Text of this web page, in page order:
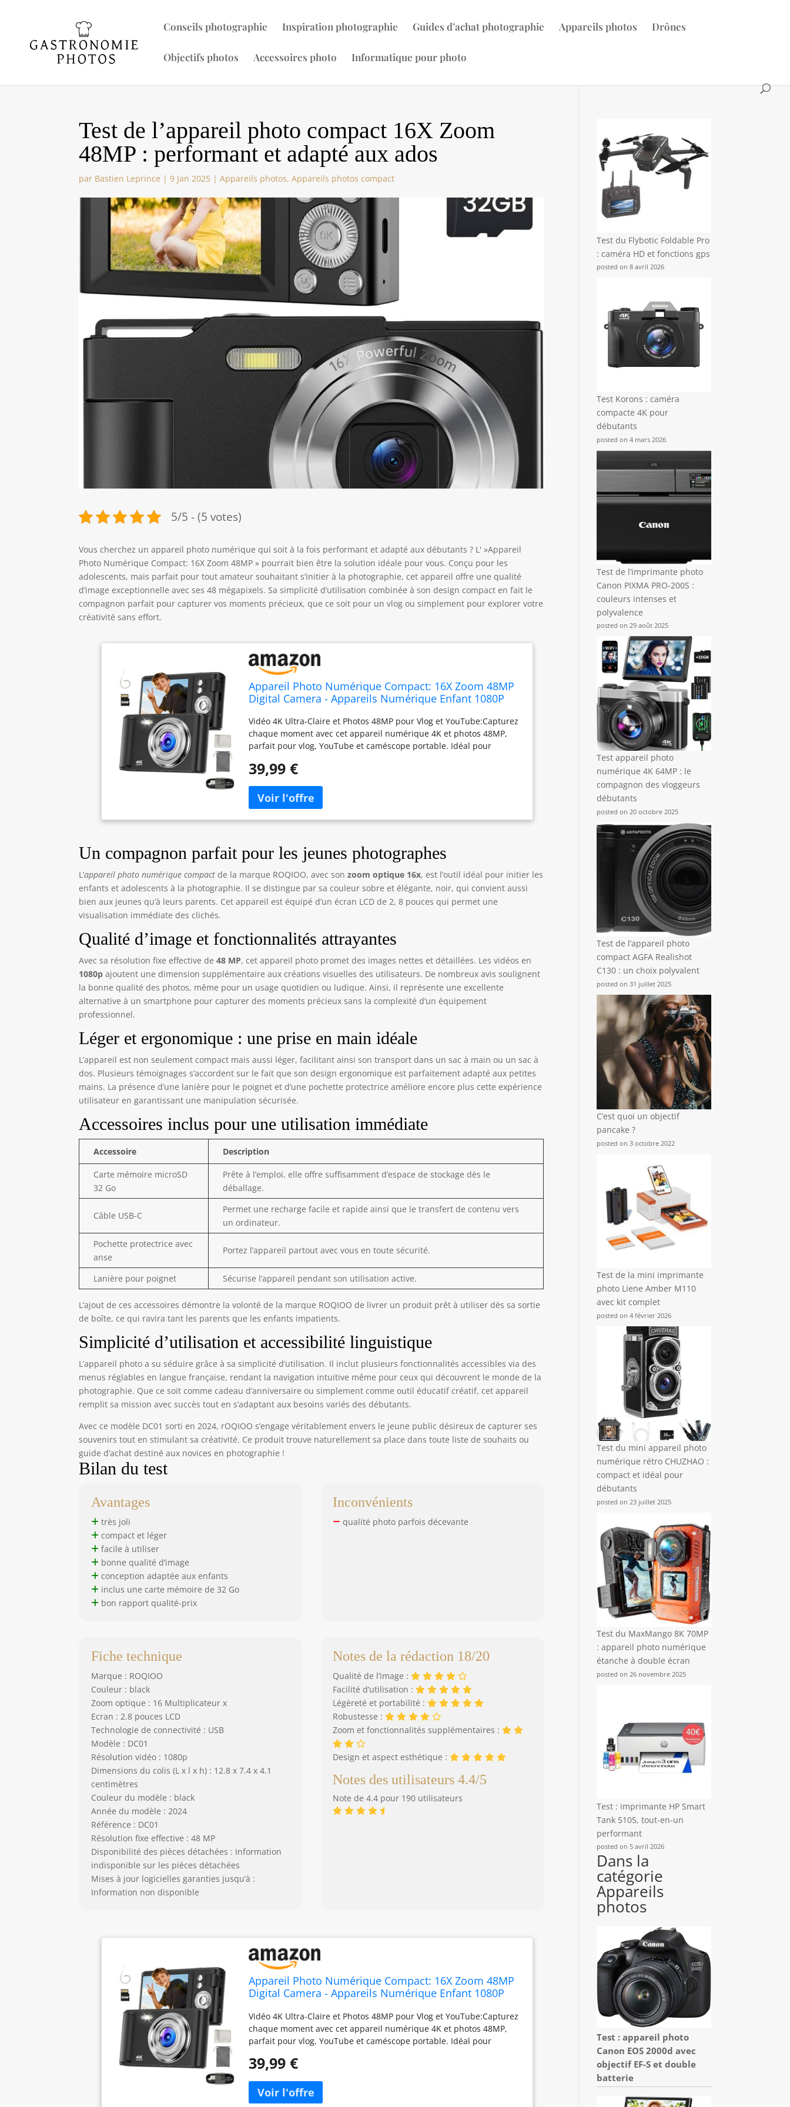
Conseils photographie Inspiration photographie Guides d’achat photographie Appareils photos Drônes
Objectifs photos Accessoires photo Informatique pour photo
Test de l’appareil photo compact 16X Zoom
48MP : performant et adapté aux ados
par Bastien Leprince |9 Jan 2025 |Appareils photos,Appareils photos compact
5/5 - (5 votes)
Vous cherchez un appareil photo numérique qui soit à la fois performant et adapté aux débutants ? L' »Appareil
Photo Numérique Compact: 16X Zoom 48MP » pourrait bien être la solution idéale pour vous. Conçu pour les
adolescents, mais parfait pour tout amateur souhaitant s’initier à la photographie, cet appareil offre une qualité
d’image exceptionnelle avec ses 48 mégapixels. Sa simplicité d’utilisation combinée à son design compact en fait le
compagnon parfait pour capturer vos moments précieux, que ce soit pour un vlog ou simplement pour explorer votre
créativité sans effort.
Appareil Photo Numérique Compact: 16X Zoom 48MP
Digital Camera - Appareils Numérique Enfant 1080P
32Go Carte pour Adolescents Débutants Noir
Vidéo 4K Ultra-Claire et Photos 48MP pour Vlog et YouTube:Capturez
chaque moment avec cet appareil numérique 4K et photos 48MP,
parfait pour vlog, YouTube et caméscope portable. Idéal pour
qualité HD et des images nettes. Zoom 16x et Autofocus
16x et de l’autofocus automatique pour capturer chaque détail, que
ce soit pour un vlog, un caméscope ou un usage photo numérique.
Design noir compact, idéal pour débutants et enfants. Photos et
d’une fonction anti-vibration pour des vidéos et photos stables et
nettes. Idéal pour vlog, caméscope ou usage numérique, adapté aux
enfants et débutants explorant la photographie et la vidéo. Compact
et Pratique pour Tous les Appareils Numériques:Cet appareil mini
est facile à transporter et compatible avec différents types de
caméras numériques et caméscopes. Design noir élégant, parfait
numérique. Polyvalent, Mini et Pas Cher:Cet appareil numérique
noir est idéal pour vlog, caméscope, photo HD, digital ou appareil
jetable. Mini mais puissant, il offre une expérience proche d’un
appareil pro, simple d’utilisation et pas cher pour enfants et
débutants.
39,99 €
Un compagnon parfait pour les jeunes photographes
L’appareil photo numérique compact de la marque ROQIOO, avec sonzoom optique 16x, est l’outil idéal pour initier les
enfants et adolescents à la photographie. Il se distingue par sa couleur sobre et élégante, noir, qui convient aussi
bien aux jeunes qu’à leurs parents. Cet appareil est équipé d’un écran LCD de 2, 8 pouces qui permet une
visualisation immédiate des clichés.
Qualité d’image et fonctionnalités attrayantes
Avec sa résolution fixe effective de48 MP, cet appareil photo promet des images nettes et détaillées. Les vidéos en
1080p ajoutent une dimension supplémentaire aux créations visuelles des utilisateurs. De nombreux avis soulignent
la bonne qualité des photos, même pour un usage quotidien ou ludique. Ainsi, il représente une excellente
alternative à un smartphone pour capturer des moments précieux sans la complexité d’un équipement
professionnel.
Léger et ergonomique : une prise en main idéale
L’appareil est non seulement compact mais aussi léger, facilitant ainsi son transport dans un sac à main ou un sac à
dos. Plusieurs témoignages s’accordent sur le fait que son design ergonomique est parfaitement adapté aux petites
mains. La présence d’une lanière pour le poignet et d’une pochette protectrice améliore encore plus cette expérience
utilisateur en garantissant une manipulation sécurisée.
Accessoires inclus pour une utilisation immédiate
Accessoire Description
Carte mémoire microSD
32 Go
Prête à l’emploi, elle offre suffisamment d’espace de stockage dès le
déballage.
Câble USB-C
Permet une recharge facile et rapide ainsi que le transfert de contenu vers
un ordinateur.
Pochette protectrice avec
anse
Portez l’appareil partout avec vous en toute sécurité.
Lanière pour poignet Sécurise l’appareil pendant son utilisation active.
L’ajout de ces accessoires démontre la volonté de la marque ROQIOO de livrer un produit prêt à utiliser dès sa sortie
de boîte, ce qui ravira tant les parents que les enfants impatients.
Simplicité d’utilisation et accessibilité linguistique
L’appareil photo a su séduire grâce à sa simplicité d’utilisation. Il inclut plusieurs fonctionnalités accessibles via des
menus réglables en langue française, rendant la navigation intuitive même pour ceux qui découvrent le monde de la
photographie. Que ce soit comme cadeau d’anniversaire ou simplement comme outil éducatif créatif, cet appareil
remplit sa mission avec succès tout en s’adaptant aux besoins variés des débutants.
Avec ce modèle DC01 sorti en 2024, rOQIOO s’engage véritablement envers le jeune public désireux de capturer ses
souvenirs tout en stimulant sa créativité. Ce produit trouve naturellement sa place dans toute liste de souhaits ou
guide d’achat destiné aux novices en photographie !
Bilan du test
Avantages
très joli
compact et léger
facile à utiliser
bonne qualité d’image
conception adaptée aux enfants
inclus une carte mémoire de 32 Go
bon rapport qualité-prix
Inconvénients
qualité photo parfois décevante
Fiche technique
Marque : ROQIOO
Couleur : black
Zoom optique : 16 Multiplicateur x
Ecran : 2.8 pouces LCD
Technologie de connectivité : USB
Modèle : DC01
Résolution vidéo : 1080p
Dimensions du colis (L x l x h) : 12.8 x 7.4 x 4.1
centimètres
Couleur du modèle : black
Année du modèle : 2024
Référence : DC01
Résolution fixe effective : 48 MP
Disponibilité des pièces détachées : Information
indisponible sur les pièces détachées
Mises à jour logicielles garanties jusqu’à :
Information non disponible
Notes de la rédaction 18/20
Qualité de l’image :
Facilité d’utilisation :
Légèreté et portabilité :
Robustesse :
Zoom et fonctionnalités supplémentaires :
Design et aspect esthétique :
Notes des utilisateurs 4.4/5
Note de 4.4 pour 190 utilisateurs
Appareil Photo Numérique Compact: 16X Zoom 48MP
Digital Camera - Appareils Numérique Enfant 1080P
32Go Carte pour Adolescents Débutants Noir
Vidéo 4K Ultra-Claire et Photos 48MP pour Vlog et YouTube:Capturez
chaque moment avec cet appareil numérique 4K et photos 48MP,
parfait pour vlog, YouTube et caméscope portable. Idéal pour
qualité HD et des images nettes. Zoom 16x et Autofocus
16x et de l’autofocus automatique pour capturer chaque détail, que
ce soit pour un vlog, un caméscope ou un usage photo numérique.
39,99 €
Test du Flybotic Foldable Pro
: caméra HD et fonctions gps
posted on 8 avril 2026
Test Korons : caméra
compacte 4K pour
débutants
posted on 4 mars 2026
Test de l’imprimante photo
Canon PIXMA PRO-200S :
couleurs intenses et
polyvalence
posted on 29 août 2025
Test appareil photo
numérique 4K 64MP : le
compagnon des vloggeurs
débutants
posted on 20 octobre 2025
Test de l’appareil photo
compact AGFA Realishot
C130 : un choix polyvalent
posted on 31 juillet 2025
C’est quoi un objectif
pancake ?
posted on 3 octobre 2022
Test de la mini imprimante
photo Liene Amber M110
avec kit complet
posted on 4 février 2026
Test du mini appareil photo
numérique rétro CHUZHAO :
compact et idéal pour
débutants
posted on 23 juillet 2025
Test du MaxMango 8K 70MP
: appareil photo numérique
étanche à double écran
posted on 26 novembre 2025
Test : imprimante HP Smart
Tank 5105, tout-en-un
performant
posted on 5 avril 2026
Dans la
catégorie
Appareils
photos
Test : appareil photo
Canon EOS 2000d avec
objectif EF-S et double
batterie